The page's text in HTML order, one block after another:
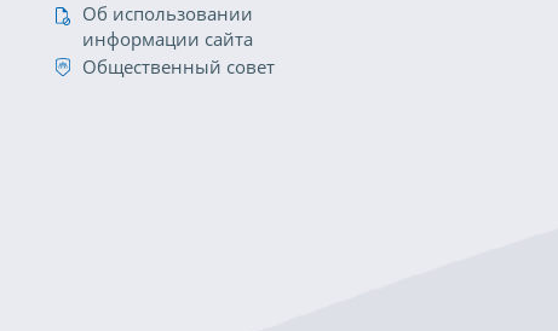
Об использовании
информации сайта
Общественный совет